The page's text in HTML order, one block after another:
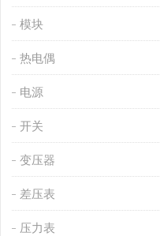
模块
热电偶
电源
开关
变压器
差压表
压力表